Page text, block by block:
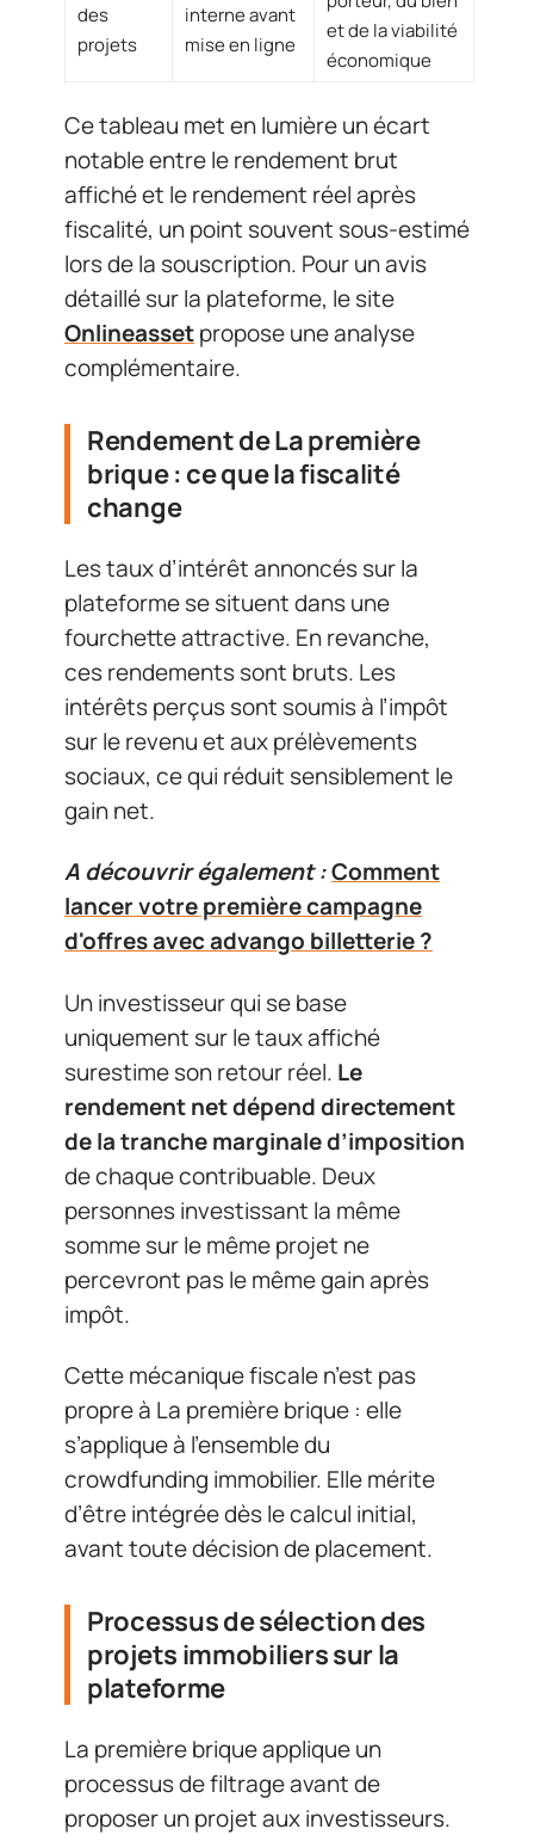
des
projets
interne avant
mise en ligne
et de la viabilité
économique
Ce tableau met en lumière un écart
notable entre le rendement brut
affiché et le rendement réel après
fiscalité, un point souvent sous-estimé
lors de la souscription. Pour un avis
détaillé sur la plateforme, le site
Onlineassetpropose une analyse
complémentaire.
Rendement de La première
brique : ce que la fiscalité
change
Les taux d’intérêt annoncés sur la
plateforme se situent dans une
fourchette attractive. En revanche,
ces rendements sont bruts. Les
intérêts perçus sont soumis à l’impôt
sur le revenu et aux prélèvements
sociaux, ce qui réduit sensiblement le
gain net.
A découvrir également :Comment
lancer votre première campagne
d'offres avec advango billetterie ?
Un investisseur qui se base
uniquement sur le taux affiché
surestime son retour réel. Le
rendement net dépend directement
de la tranche marginale d’imposition
de chaque contribuable. Deux
personnes investissant la même
somme sur le même projet ne
percevront pas le même gain après
impôt.
Cette mécanique fiscale n’est pas
propre à La première brique : elle
s’applique à l’ensemble du
crowdfunding immobilier. Elle mérite
d’être intégrée dès le calcul initial,
avant toute décision de placement.
Processus de sélection des
projets immobiliers sur la
plateforme
La première brique applique un
processus de filtrage avant de
proposer un projet aux investisseurs.